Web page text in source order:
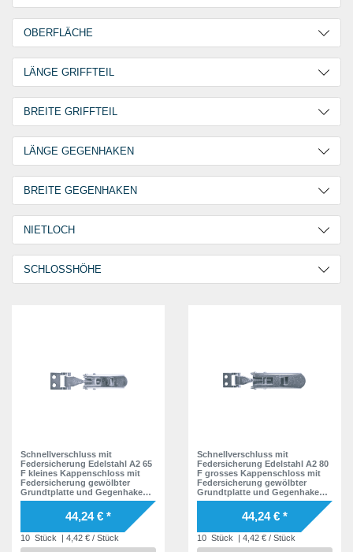
Edelstahl V2A / A2 [ AISI 304 ]
Stahl
OBERFLÄCHE
Verzinkt
LÄNGE GRIFFTEIL
90,0 mm
BREITE GRIFFTEIL
12,5 mm
20,0 mm
LÄNGE GEGENHAKEN
BREITE GEGENHAKEN
NIETLOCH
5,0 mm
SCHLOSSHÖHE
Schnellverschluss mit
Federsicherung Edelstahl A2 65
F kleines Kappenschloss mit
Federsicherung gewölbter
Grundtplatte und Gegenhaken -
Kistenverschluss -
Kofferverschluss - Hebel
Verschluss44,24 € *
10 Stück | 4,42 € / Stück
Schnellverschluss mit
Federsicherung Edelstahl A2 80
F grosses Kappenschloss mit
Federsicherung gewölbter
Grundtplatte und Gegenhaken -
Kistenverschluss -
Kofferverschluss - Hebel
Verschluss44,24 € *
10 Stück | 4,42 € / Stück